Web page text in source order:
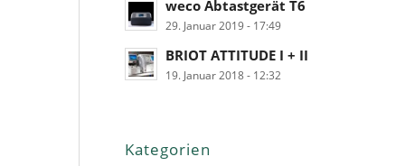
weco Abtastgerät T6
29. Januar 2019 - 17:49
BRIOT ATTITUDE I + II
19. Januar 2018 - 12:32
Kategorien